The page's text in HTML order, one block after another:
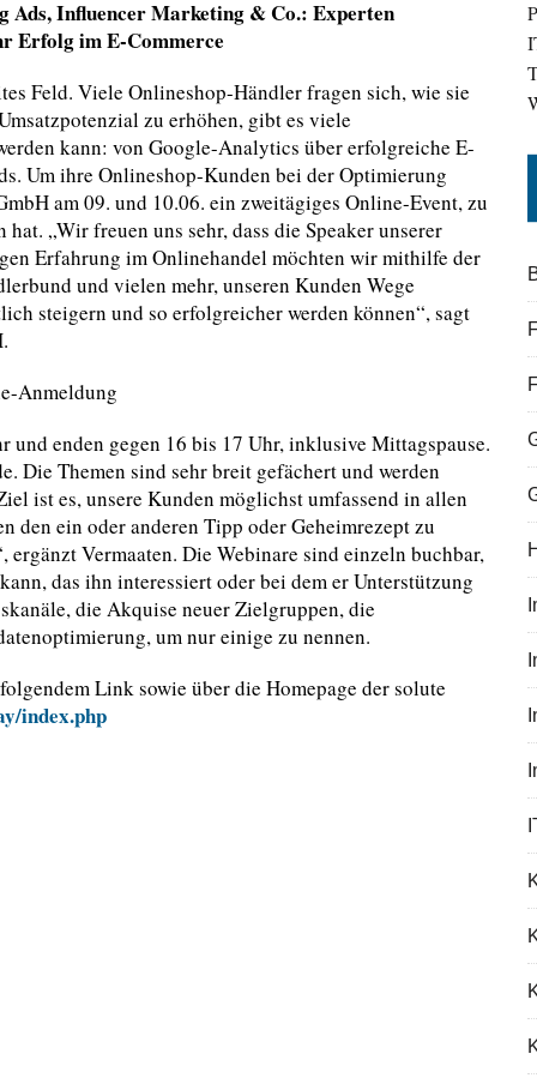
Ads, Influencer Marketing & Co.: Experten
Erfolg im E-Commerce
Feld. Viele Onlineshop-Händler fragen sich, wie sie
zu erhöhen, gibt es viele
kann: von Google-Analytics über erfolgreiche E-
Um ihre Onlineshop-Kunden bei der Optimierung
am 09. und 10.06. ein zweitägiges Online-Event, zu
„Wir freuen uns sehr, dass die Speaker unserer
Erfahrung im Onlinehandel möchten wir mithilfe der
und vielen mehr, unseren Kunden Wege
steigern und so erfolgreicher werden können“, sagt
Anmeldung
und enden gegen 16 bis 17 Uhr, inklusive Mittagspause.
Die Themen sind sehr breit gefächert und werden
ist es, unsere Kunden möglichst umfassend in allen
den ein oder anderen Tipp oder Geheimrezept zu
Vermaaten. Die Webinare sind einzeln buchbar,
das ihn interessiert oder bei dem er Unterstützung
die Akquise neuer Zielgruppen, die
um nur einige zu nennen.
Link sowie über die Homepage der solute
index.php